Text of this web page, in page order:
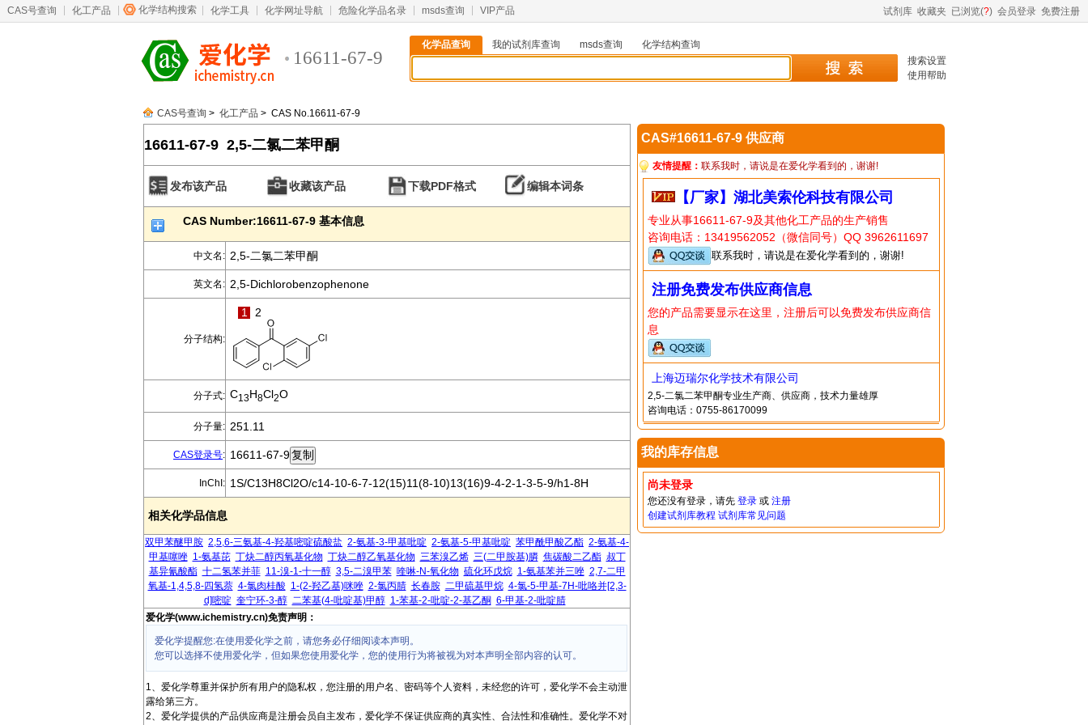
CAS号查询 化工产品 化学结构搜索 化学工具 化学网址导航 危险化学品名录 msds查询 VIP产品 试剂库 收藏夹 已浏览(?) 会员登录 免费注册
16611-67-9
化学品查询 我的试剂库查询 msds查询
化学结构查询
搜索设置
使用帮助
CAS号查询 > 化工产品 > CAS No.16611-67-9
16611-67-9 2,5-二氯二苯甲酮
发布该产品 收藏该产品 下载PDF格式 编辑本词条
CAS Number:16611-67-9 基本信息
中文名: 2,5-二氯二苯甲酮
英文名: 2,5-Dichlorobenzophenone
分子结构:
1 2
分子式: C13H8Cl2O
分子量: 251.11
CAS登录号: 16611-67-9
InChI: 1S/C13H8Cl2O/c14-10-6-7-12(15)11(8-10)13(16)9-4-2-1-3-5-9/h1-8H
相关化学品信息
双甲苯醚甲胺 2,5,6-三氨基-4-羟基嘧啶硫酸盐 2-氨基-3-甲基吡啶 2-氨基-5-甲基吡啶 苯甲酰甲酸乙酯 2-氨基-4-
甲基噻唑 1-氨基芘 丁炔二醇丙氧基化物 丁炔二醇乙氧基化物 三苯溴乙烯 三(二甲胺基)膦 焦碳酸二乙酯 叔丁
基异氰酸酯 十二氢苯并菲 11-溴-1-十一醇 3,5-二溴甲苯 喹啉-N-氧化物 硫化环戊烷 1-氨基苯并三唑 2,7-二甲
氧基-1,4,5,8-四氢萘 4-氯肉桂酸 1-(2-羟乙基)咪唑 2-氯丙腈 长春胺 二甲硫基甲烷 4-氯-5-甲基-7H-吡咯并[2,3-
d]嘧啶 奎宁环-3-醇 二苯基(4-吡啶基)甲醇 1-苯基-2-吡啶-2-基乙酮 6-甲基-2-吡啶腈
爱化学(www.ichemistry.cn)免责声明：
爱化学提醒您:在使用爱化学之前，请您务必仔细阅读本声明。
您可以选择不使用爱化学，但如果您使用爱化学，您的使用行为将被视为对本声明全部内容的认可。
1、爱化学尊重并保护所有用户的隐私权，您注册的用户名、密码等个人资料，未经您的许可，爱化学不会主动泄
露给第三方。
2、爱化学提供的产品供应商是注册会员自主发布，爱化学不保证供应商的真实性、合法性和准确性。爱化学不对
CAS#16611-67-9 供应商
友情提醒： 联系我时，请说是在爱化学看到的，谢谢!
【厂家】湖北美索伦科技有限公司
专业从事16611-67-9及其他化工产品的生产销售
咨询电话：13419562052（微信同号）QQ 3962611697
联系我时，请说是在爱化学看到的，谢谢!
注册免费发布供应商信息
您的产品需要显示在这里，注册后可以免费发布供应商信
息
上海迈瑞尔化学技术有限公司
2,5-二氯二苯甲酮专业生产商、供应商，技术力量雄厚
咨询电话：0755-86170099
我的库存信息
尚未登录
您还没有登录，请先 登录或 注册
创建试剂库教程 试剂库常见问题